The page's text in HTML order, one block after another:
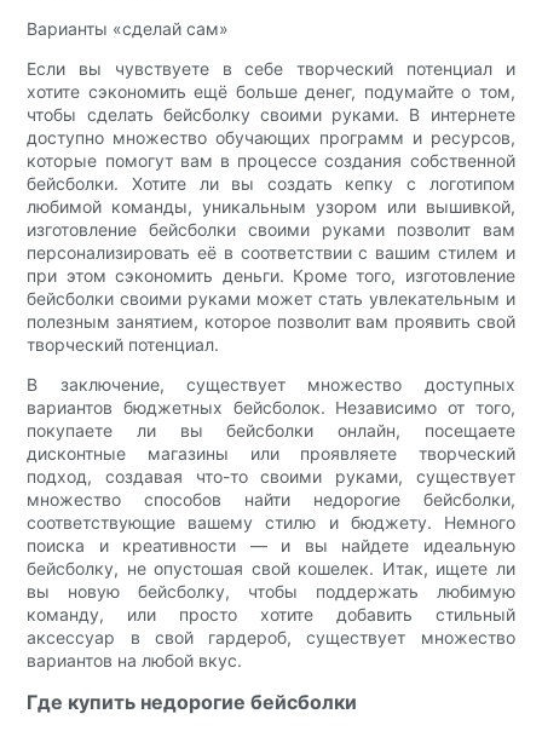
Варианты «сделай сам»
Если вы чувствуете в себе творческий потенциал и
хотите сэкономить ещё больше денег, подумайте о том,
чтобы сделать бейсболку своими руками. В интернете
доступно множество обучающих программ и ресурсов,
которые помогут вам в процессе создания собственной
бейсболки. Хотите ли вы создать кепку с логотипом
любимой команды, уникальным узором или вышивкой,
изготовление бейсболки своими руками позволит вам
персонализировать её в соответствии с вашим стилем и
при этом сэкономить деньги. Кроме того, изготовление
бейсболки своими руками может стать увлекательным и
полезным занятием, которое позволит вам проявить свой
творческий потенциал.
В заключение, существует множество доступных
вариантов бюджетных бейсболок. Независимо от того,
покупаете ли вы бейсболки онлайн, посещаете
дисконтные магазины или проявляете творческий
подход, создавая что-то своими руками, существует
множество способов найти недорогие бейсболки,
соответствующие вашему стилю и бюджету. Немного
поиска и креативности — и вы найдете идеальную
бейсболку, не опустошая свой кошелек. Итак, ищете ли
вы новую бейсболку, чтобы поддержать любимую
команду, или просто хотите добавить стильный
аксессуар в свой гардероб, существует множество
вариантов на любой вкус.
Где купить недорогие бейсболки